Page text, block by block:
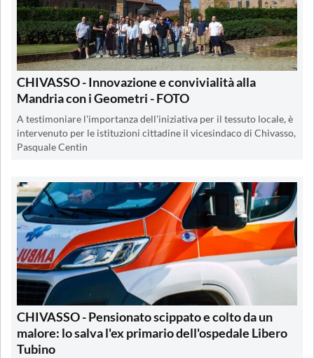
CHIVASSO - Innovazione e convivialità alla
Mandria con i Geometri - FOTO
A testimoniare l'importanza dell'iniziativa per il tessuto locale, è
intervenuto per le istituzioni cittadine il vicesindaco di Chivasso,
Pasquale Centin
CHIVASSO - Pensionato scippato e colto da un
malore: lo salva l'ex primario dell'ospedale Libero
Tubino